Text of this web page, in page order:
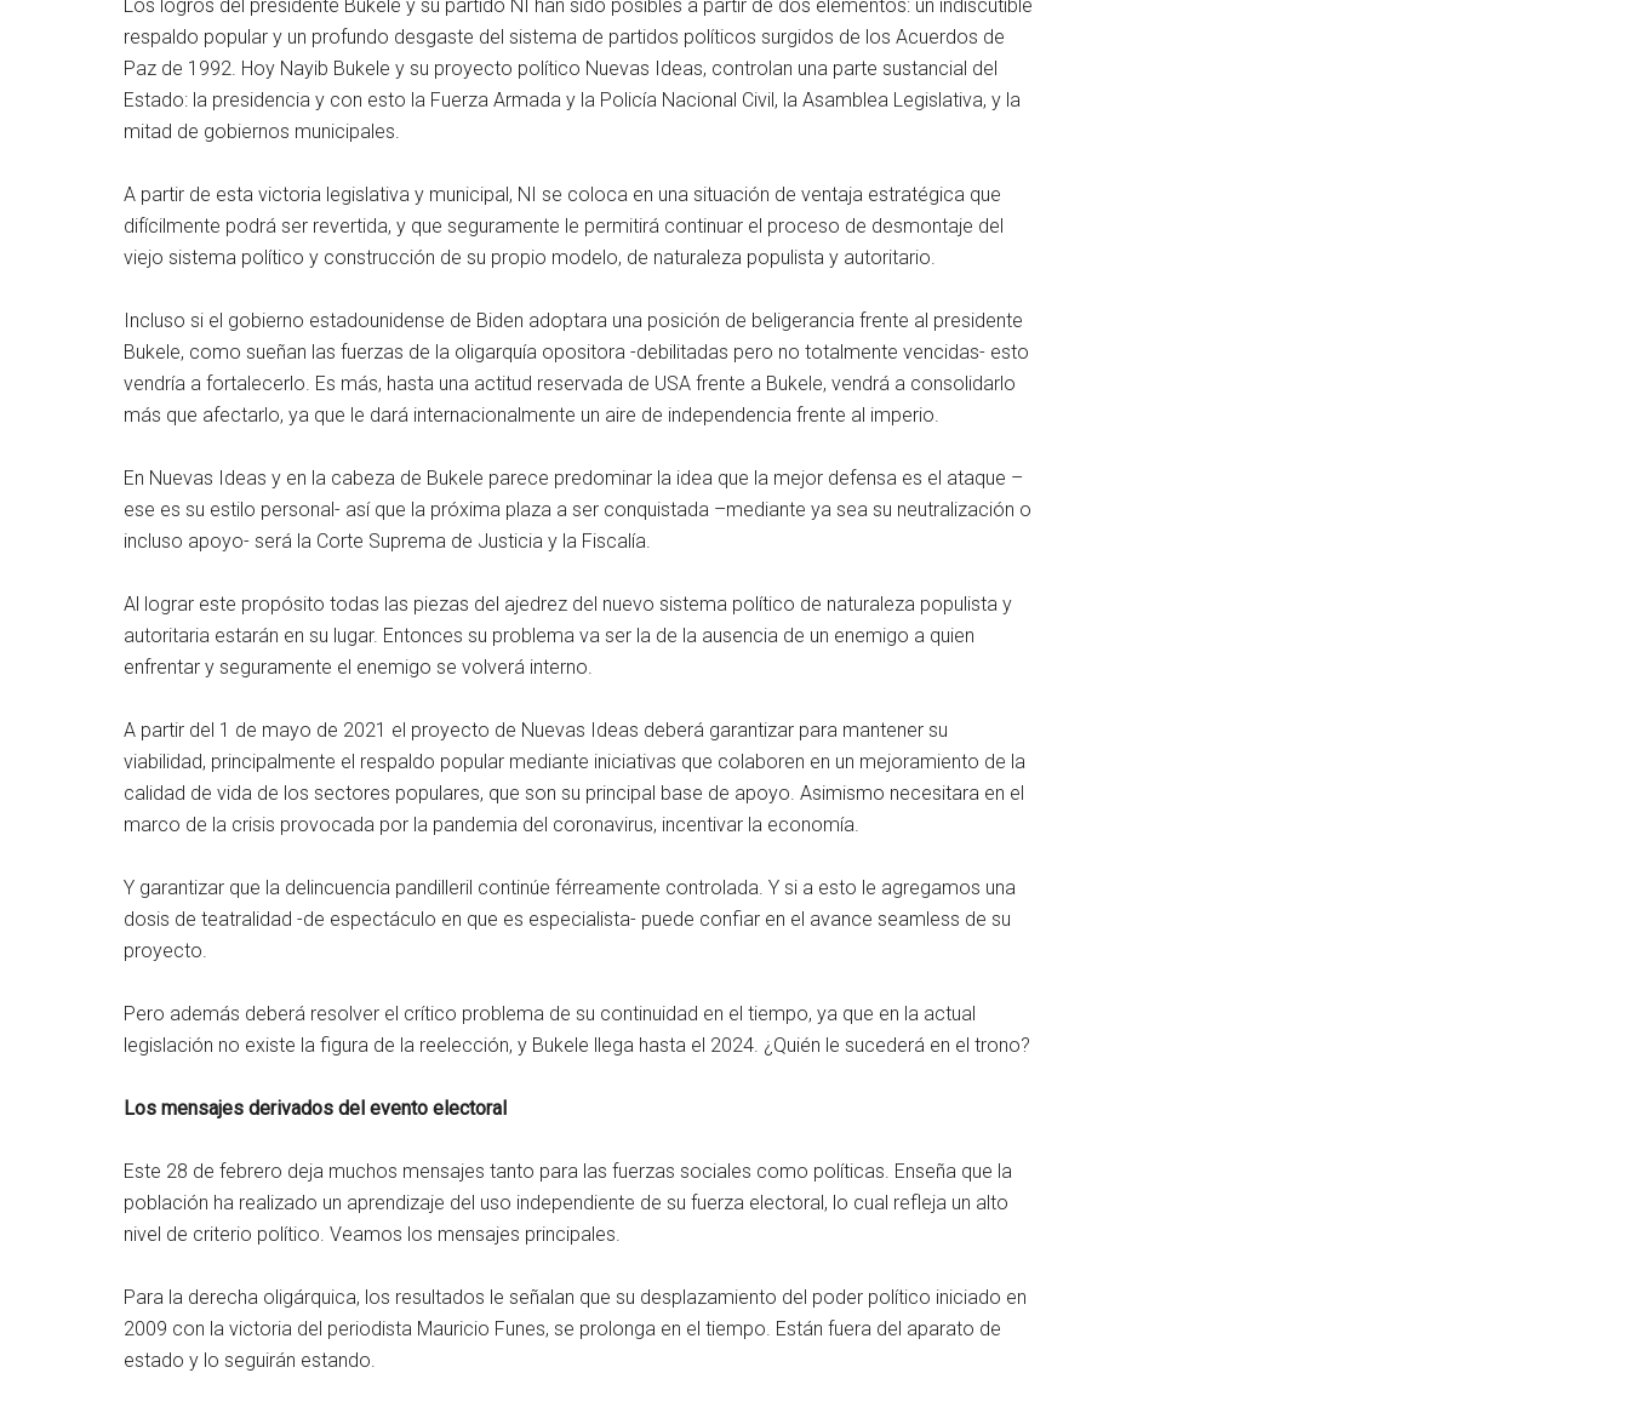
Los logros del presidente Bukele y su partido NI han sido posibles a partir de dos elementos: un indiscutible
respaldo popular y un profundo desgaste del sistema de partidos políticos surgidos de los Acuerdos de
Paz de 1992. Hoy Nayib Bukele y su proyecto político Nuevas Ideas, controlan una parte sustancial del
Estado: la presidencia y con esto la Fuerza Armada y la Policía Nacional Civil, la Asamblea Legislativa, y la
mitad de gobiernos municipales.
A partir de esta victoria legislativa y municipal, NI se coloca en una situación de ventaja estratégica que
difícilmente podrá ser revertida, y que seguramente le permitirá continuar el proceso de desmontaje del
viejo sistema político y construcción de su propio modelo, de naturaleza populista y autoritario.
Incluso si el gobierno estadounidense de Biden adoptara una posición de beligerancia frente al presidente
Bukele, como sueñan las fuerzas de la oligarquía opositora -debilitadas pero no totalmente vencidas- esto
vendría a fortalecerlo. Es más, hasta una actitud reservada de USA frente a Bukele, vendrá a consolidarlo
más que afectarlo, ya que le dará internacionalmente un aire de independencia frente al imperio.
En Nuevas Ideas y en la cabeza de Bukele parece predominar la idea que la mejor defensa es el ataque –
ese es su estilo personal- así que la próxima plaza a ser conquistada –mediante ya sea su neutralización o
incluso apoyo- será la Corte Suprema de Justicia y la Fiscalía.
Al lograr este propósito todas las piezas del ajedrez del nuevo sistema político de naturaleza populista y
autoritaria estarán en su lugar. Entonces su problema va ser la de la ausencia de un enemigo a quien
enfrentar y seguramente el enemigo se volverá interno.
A partir del 1 de mayo de 2021 el proyecto de Nuevas Ideas deberá garantizar para mantener su
viabilidad, principalmente el respaldo popular mediante iniciativas que colaboren en un mejoramiento de la
calidad de vida de los sectores populares, que son su principal base de apoyo. Asimismo necesitara en el
marco de la crisis provocada por la pandemia del coronavirus, incentivar la economía.
Y garantizar que la delincuencia pandilleril continúe férreamente controlada. Y si a esto le agregamos una
dosis de teatralidad -de espectáculo en que es especialista- puede confiar en el avance seamless de su
proyecto.
Pero además deberá resolver el crítico problema de su continuidad en el tiempo, ya que en la actual
legislación no existe la figura de la reelección, y Bukele llega hasta el 2024. ¿Quién le sucederá en el trono?
Los mensajes derivados del evento electoral
Este 28 de febrero deja muchos mensajes tanto para las fuerzas sociales como políticas. Enseña que la
población ha realizado un aprendizaje del uso independiente de su fuerza electoral, lo cual refleja un alto
nivel de criterio político. Veamos los mensajes principales.
Para la derecha oligárquica, los resultados le señalan que su desplazamiento del poder político iniciado en
2009 con la victoria del periodista Mauricio Funes, se prolonga en el tiempo. Están fuera del aparato de
estado y lo seguirán estando.